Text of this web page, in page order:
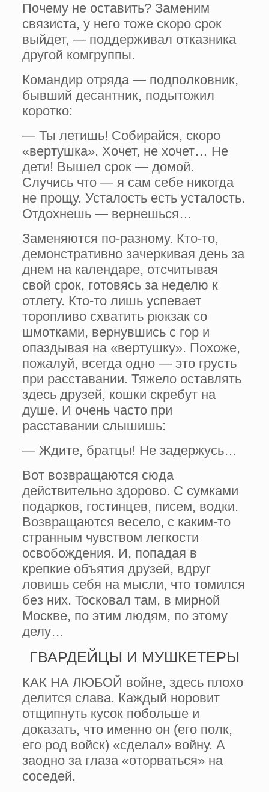
Почему не оставить? Заменим
связиста, у него тоже скоро срок
выйдет, — поддерживал отказника
другой комгруппы.
Командир отряда — подполковник,
бывший десантник, подытожил
коротко:
— Ты летишь! Собирайся, скоро
«вертушка». Хочет, не хочет… Не
дети! Вышел срок — домой.
Случись что — я сам себе никогда
не прощу. Усталость есть усталость.
Отдохнешь — вернешься…
Заменяются по-разному. Кто-то,
демонстративно зачеркивая день за
днем на календаре, отсчитывая
свой срок, готовясь за неделю к
отлету. Кто-то лишь успевает
торопливо схватить рюкзак со
шмотками, вернувшись с гор и
опаздывая на «вертушку». Похоже,
пожалуй, всегда одно — это грусть
при расставании. Тяжело оставлять
здесь друзей, кошки скребут на
душе. И очень часто при
расставании слышишь:
— Ждите, братцы! Не задержусь…
Вот возвращаются сюда
действительно здорово. С сумками
подарков, гостинцев, писем, водки.
Возвращаются весело, с каким-то
странным чувством легкости
освобождения. И, попадая в
крепкие объятия друзей, вдруг
ловишь себя на мысли, что томился
без них. Тосковал там, в мирной
Москве, по этим людям, по этому
делу…
ГВАРДЕЙЦЫ И МУШКЕТЕРЫ
КАК НА ЛЮБОЙ войне, здесь плохо
делится слава. Каждый норовит
отщипнуть кусок побольше и
доказать, что именно он (его полк,
его род войск) «сделал» войну. А
заодно за глаза «оторваться» на
соседей.